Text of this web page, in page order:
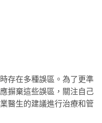
時存在多種誤區。為了更準
摒棄這些誤區，關注自己
醫生的建議進行治療和管